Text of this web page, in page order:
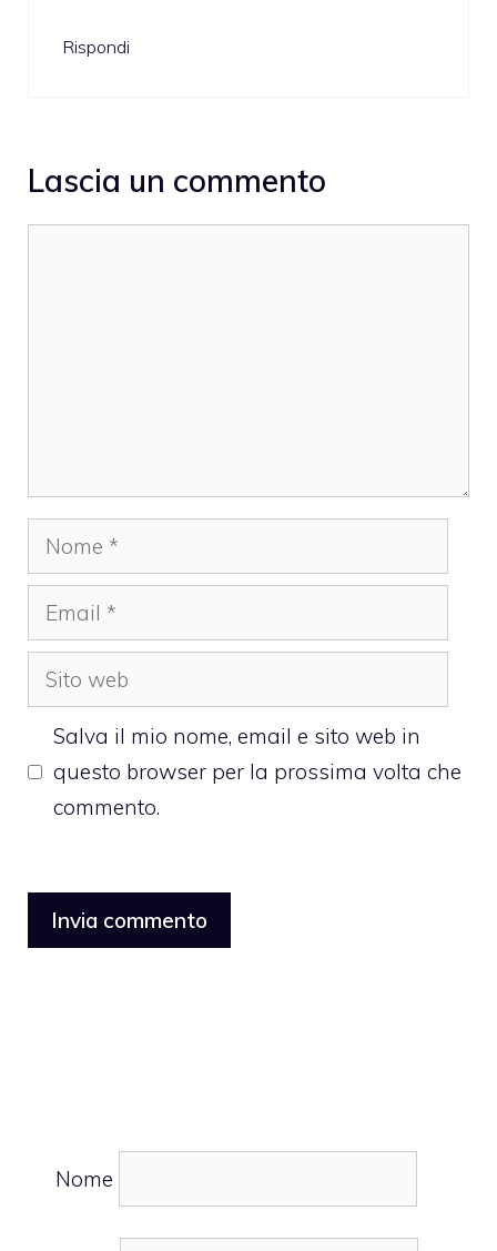
Rispondi
Lascia un commento
Nome
Email
Sito
web
Salva il mio nome, email e sito web in
questo browser per la prossima volta che
commento.
Nome